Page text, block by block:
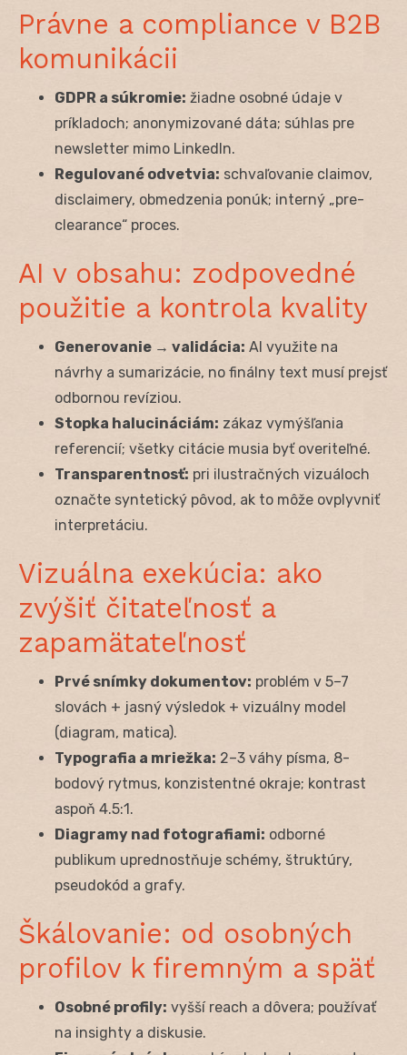
Právne a compliance v B2B
komunikácii
GDPR a súkromie: žiadne osobné údaje v
príkladoch; anonymizované dáta; súhlas pre
newsletter mimo LinkedIn.
Regulované odvetvia: schvaľovanie claimov,
disclaimery, obmedzenia ponúk; interný „pre-
clearance“ proces.
AI v obsahu: zodpovedné
použitie a kontrola kvality
Generovanie → validácia: AI využite na
návrhy a sumarizácie, no finálny text musí prejsť
odbornou revíziou.
Stopka halucináciám: zákaz vymýšľania
referencií; všetky citácie musia byť overiteľné.
Transparentnosť: pri ilustračných vizuáloch
označte syntetický pôvod, ak to môže ovplyvniť
interpretáciu.
Vizuálna exekúcia: ako
zvýšiť čitateľnosť a
zapamätateľnosť
Prvé snímky dokumentov: problém v 5–7
slovách + jasný výsledok + vizuálny model
(diagram, matica).
Typografia a mriežka: 2–3 váhy písma, 8-
bodový rytmus, konzistentné okraje; kontrast
aspoň 4.5:1.
Diagramy nad fotografiami: odborné
publikum uprednostňuje schémy, štruktúry,
pseudokód a grafy.
Škálovanie: od osobných
profilov k firemným a späť
Osobné profily: vyšší reach a dôvera; používať
na insighty a diskusie.